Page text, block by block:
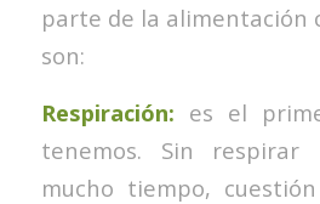
parte de la alimentación
son:
Respiración: es el
tenemos. Sin respirar
mucho tiempo,